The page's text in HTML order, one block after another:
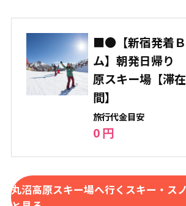
■●【新宿発着
ム】朝発日帰り
原スキー場【滞
間】
旅⾏代⾦⽬安
0 円
丸沼高原スキー場へ行くスキー・ス